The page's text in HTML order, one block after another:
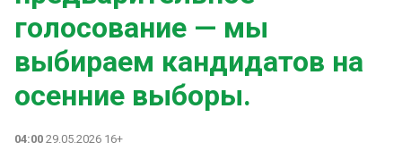
голосование — мы
выбираем кандидатов на
осенние выборы.
04:00 29.05.2026 16+